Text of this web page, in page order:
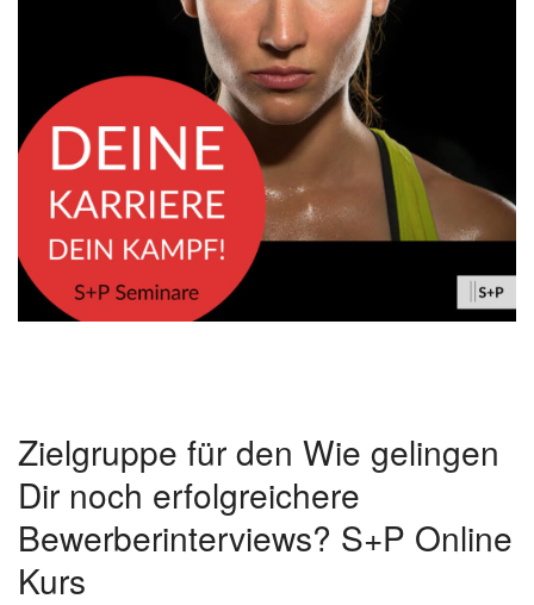
Zielgruppe für den Wie gelingen
Dir noch erfolgreichere
Bewerberinterviews? S+P Online
Kurs